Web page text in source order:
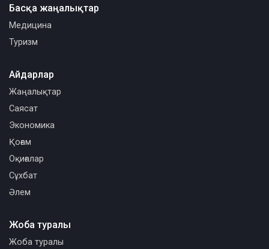
Басқа жаңалықтар
Медицина
Туризм
Айдарлар
Жаңалықтар
Саясат
Экономика
Қоғам
Оқиғалар
Сұхбат
Әлем
Жоба туралы
Жоба туралы